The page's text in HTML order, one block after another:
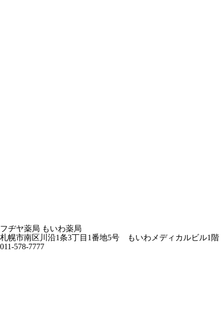
フヂヤ薬局 もいわ薬局
札幌市南区川沿1条3丁目1番地5号 もいわメディカルビル1階
011-578-7777